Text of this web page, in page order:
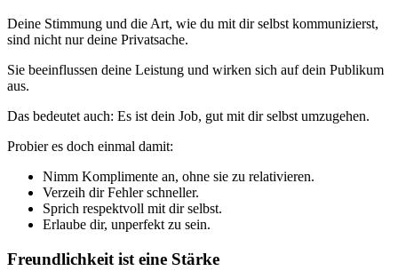
Deine Stimmung und die Art, wie du mit dir selbst kommunizierst,
sind nicht nur deine Privatsache.
Sie beeinflussen deine Leistung und wirken sich auf dein Publikum
aus.
Das bedeutet auch: Es ist dein Job, gut mit dir selbst umzugehen.
Probier es doch einmal damit:
Nimm Komplimente an, ohne sie zu relativieren.
Verzeih dir Fehler schneller.
Sprich respektvoll mit dir selbst.
Erlaube dir, unperfekt zu sein.
Freundlichkeit ist eine Stärke